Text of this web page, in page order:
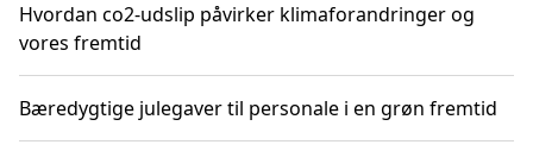
Hvordan co2-udslip påvirker klimaforandringer og
vores fremtid
Bæredygtige julegaver til personale i en grøn fremtid